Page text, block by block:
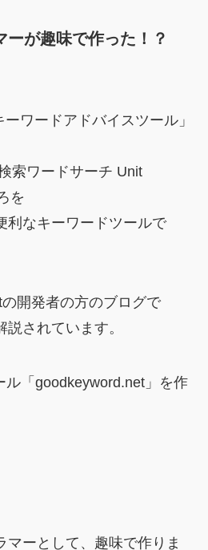
ーが趣味で作った！？
ーワードアドバイスツール」
索ワードサーチ Unit
を
利なキーワードツールで
開発者の方のブログで
されています。
「goodkeyword.net」を作
マーとして、趣味で作りま